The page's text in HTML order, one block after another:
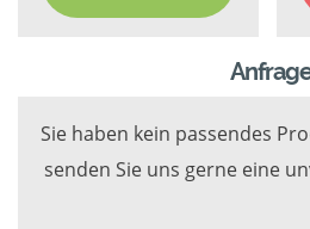
Sie haben kein passendes
senden Sie uns gerne eine